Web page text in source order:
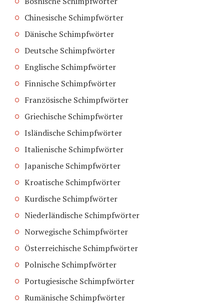
Chinesische Schimpfwörter
Dänische Schimpfwörter
Deutsche Schimpfwörter
Englische Schimpfwörter
Finnische Schimpfwörter
Französische Schimpfwörter
Griechische Schimpfwörter
Isländische Schimpfwörter
Italienische Schimpfwörter
Japanische Schimpfwörter
Kroatische Schimpfwörter
Kurdische Schimpfwörter
Niederländische Schimpfwörter
Norwegische Schimpfwörter
Österreichische Schimpfwörter
Polnische Schimpfwörter
Portugiesische Schimpfwörter
Rumänische Schimpfwörter